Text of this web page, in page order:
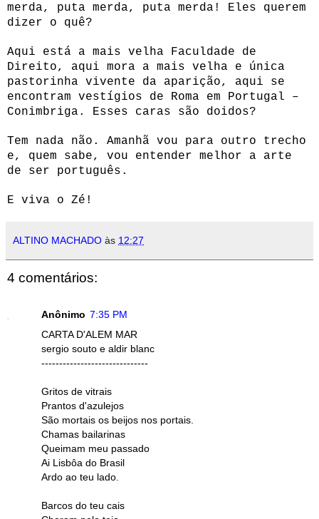
merda, puta merda, puta merda! Eles querem
dizer o quê?
Aqui está a mais velha Faculdade de
Direito, aqui mora a mais velha e única
pastorinha vivente da aparição, aqui se
encontram vestígios de Roma em Portugal –
Conimbriga. Esses caras são doidos?
Tem nada não. Amanhã vou para outro trecho
e, quem sabe, vou entender melhor a arte
de ser português.
E viva o Zé!
ALTINO MACHADO às 12:27
4 comentários:
Anônimo 7:35 PM
CARTA D'ALEM MAR
sergio souto e aldir blanc
------------------------------
Gritos de vitrais
Prantos d'azulejos
São mortais os beijos nos portais.
Chamas bailarinas
Queimam meu passado
Ai Lisbôa do Brasil
Ardo ao teu lado.
Barcos do teu cais